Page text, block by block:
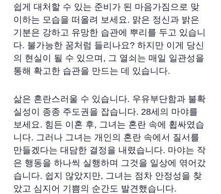
쉽게 대처할 수 있는 준비가 된 마음가짐으로 맞
이하는 모습을 떠올려 보세요. 맑은 정신과 밝은
기분은 강하고 유망한 습관에 뿌리를 두고 있습니
다. 불가능한 꿈처럼 들리나요? 하지만 이게 당신
의 현실이 될 수 있으며, 그 열쇠는 매일 일관성을
통해 확고한 습관을 만드는 데 있습니다.
삶은 혼란스러울 수 있습니다. 우유부단함과 불확
실성이 종종 주도권을 잡습니다. 28세의 마야를
보세요. 힘든 이혼 후, 그녀는 혼란 속에 휩싸였습
니다. 그러나 그녀는 개인의 혼란 속에서 질서를
만들겠다는 대담한 결정을 내렸습니다. 마야는 작
은 행동을 하나씩 실행하며 그것을 일상에 엮어갔
습니다. 쉽지 않았지만, 그녀는 점차 안정성을 찾
았고 심지어 기쁨의 순간도 발견했습니다.